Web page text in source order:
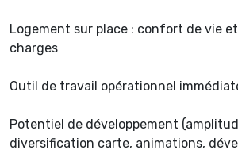
Logement sur place : confort de vie
charges
Outil de travail opérationnel
Potentiel de développement
diversification carte, animations,